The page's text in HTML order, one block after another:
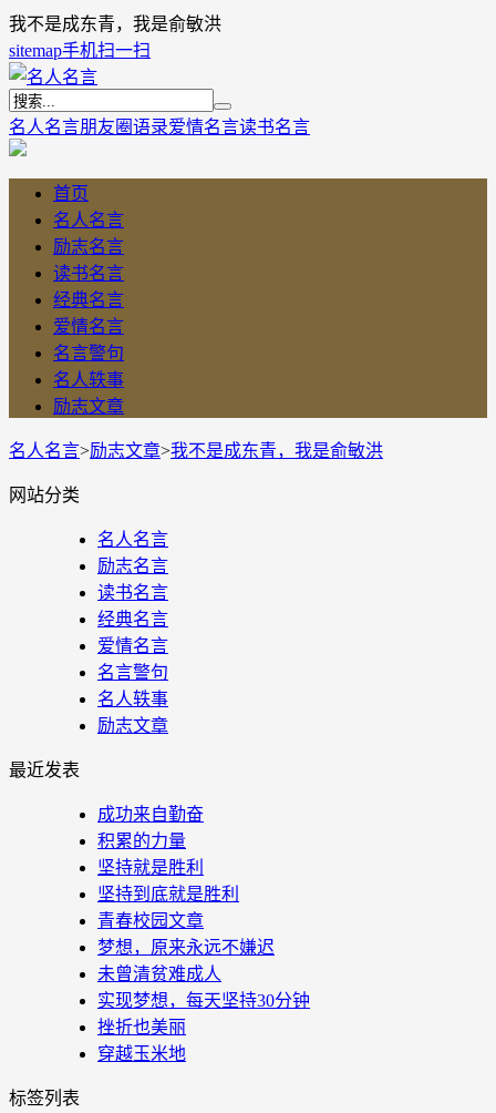
我不是成东青，我是俞敏洪
sitemap手机扫一扫
名人名言朋友圈语录爱情名言读书名言
首页
名人名言
励志名言
读书名言
经典名言
爱情名言
名言警句
名人轶事
励志文章
名人名言>励志文章>我不是成东青，我是俞敏洪
网站分类
名人名言
励志名言
读书名言
经典名言
爱情名言
名言警句
名人轶事
励志文章
最近发表
成功来自勤奋
积累的力量
坚持就是胜利
坚持到底就是胜利
青春校园文章
梦想，原来永远不嫌迟
未曾清贫难成人
实现梦想，每天坚持30分钟
挫折也美丽
穿越玉米地
标签列表